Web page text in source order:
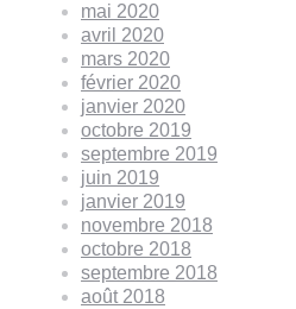
mai 2020
avril 2020
mars 2020
février 2020
janvier 2020
octobre 2019
septembre 2019
juin 2019
janvier 2019
novembre 2018
octobre 2018
septembre 2018
août 2018